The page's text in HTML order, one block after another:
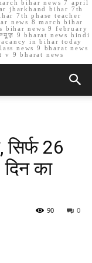
bihar news 7 april
jharkhand bihar 7th
7th phase teacher
news 8 march bihar
bihar news 9 february
9 bharat news hindi
in bihar today
news 9 bharat news
v 9 bharat news
सिर्फ 26
का
0
90